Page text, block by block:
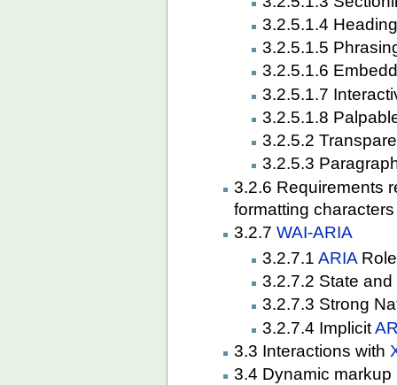
3.2.5.1.4
3.2.5.1.5
3.2.5.1.6
3.2.5.1.7
3.2.5.1.8
3.2.5.2
3.2.5.3
3.2.6 Requirements
formatting characters
3.2.7WAI-ARIA
3.2.7.1ARIA
3.2.7.2 State
3.2.7.3 Strong
3.2.7.4 Implicit
3.3 Interactions with
3.4 Dynamic markup